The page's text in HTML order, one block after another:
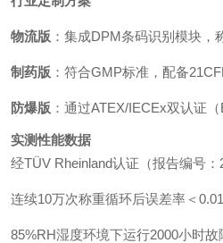
物流版 ：集成DPM条码识别模块，
制药版 ：符合GMP标准，配备
防爆版 ：通过ATEX/IECEx双认证（
实测性能数据
经TÜV Rheinland认证（报告编号：
连续10万次称重循环后误差率＜
85%RH湿度环境下运行2000小时故